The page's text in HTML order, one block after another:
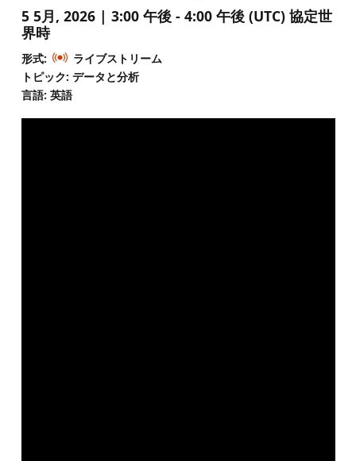
5 5月, 2026 | 3:00 午後 - 4:00 午後 (UTC) 協定世
界時
形式:
ライブストリーム
トピック: データと分析
言語: 英語